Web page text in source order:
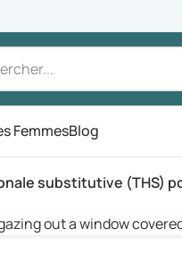
FemmesBlog
substitutive (THS)